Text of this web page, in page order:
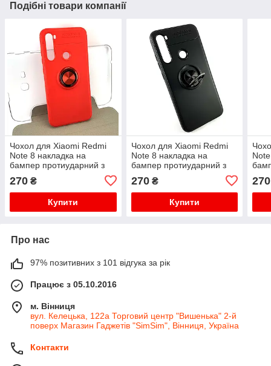
Подібні товари компанії
Чохол для Xiaomi Redmi
Note 8 накладка на
бампер протиударний з
Ring червоний
270 ₴
Купити
Чохол для Xiaomi Redmi
Note 8 накладка на
бампер протиударний з
Ring чорний
270₴
Купити
270
Про нас
97% позитивних з 101 відгука за рік
Працює з 05.10.2016
м. Вінниця
вул. Келецька, 122а Торговий центр "Вишенька" 2-й
поверх Магазин Гаджетів "SimSim", Вінниця, Україна
Контакти